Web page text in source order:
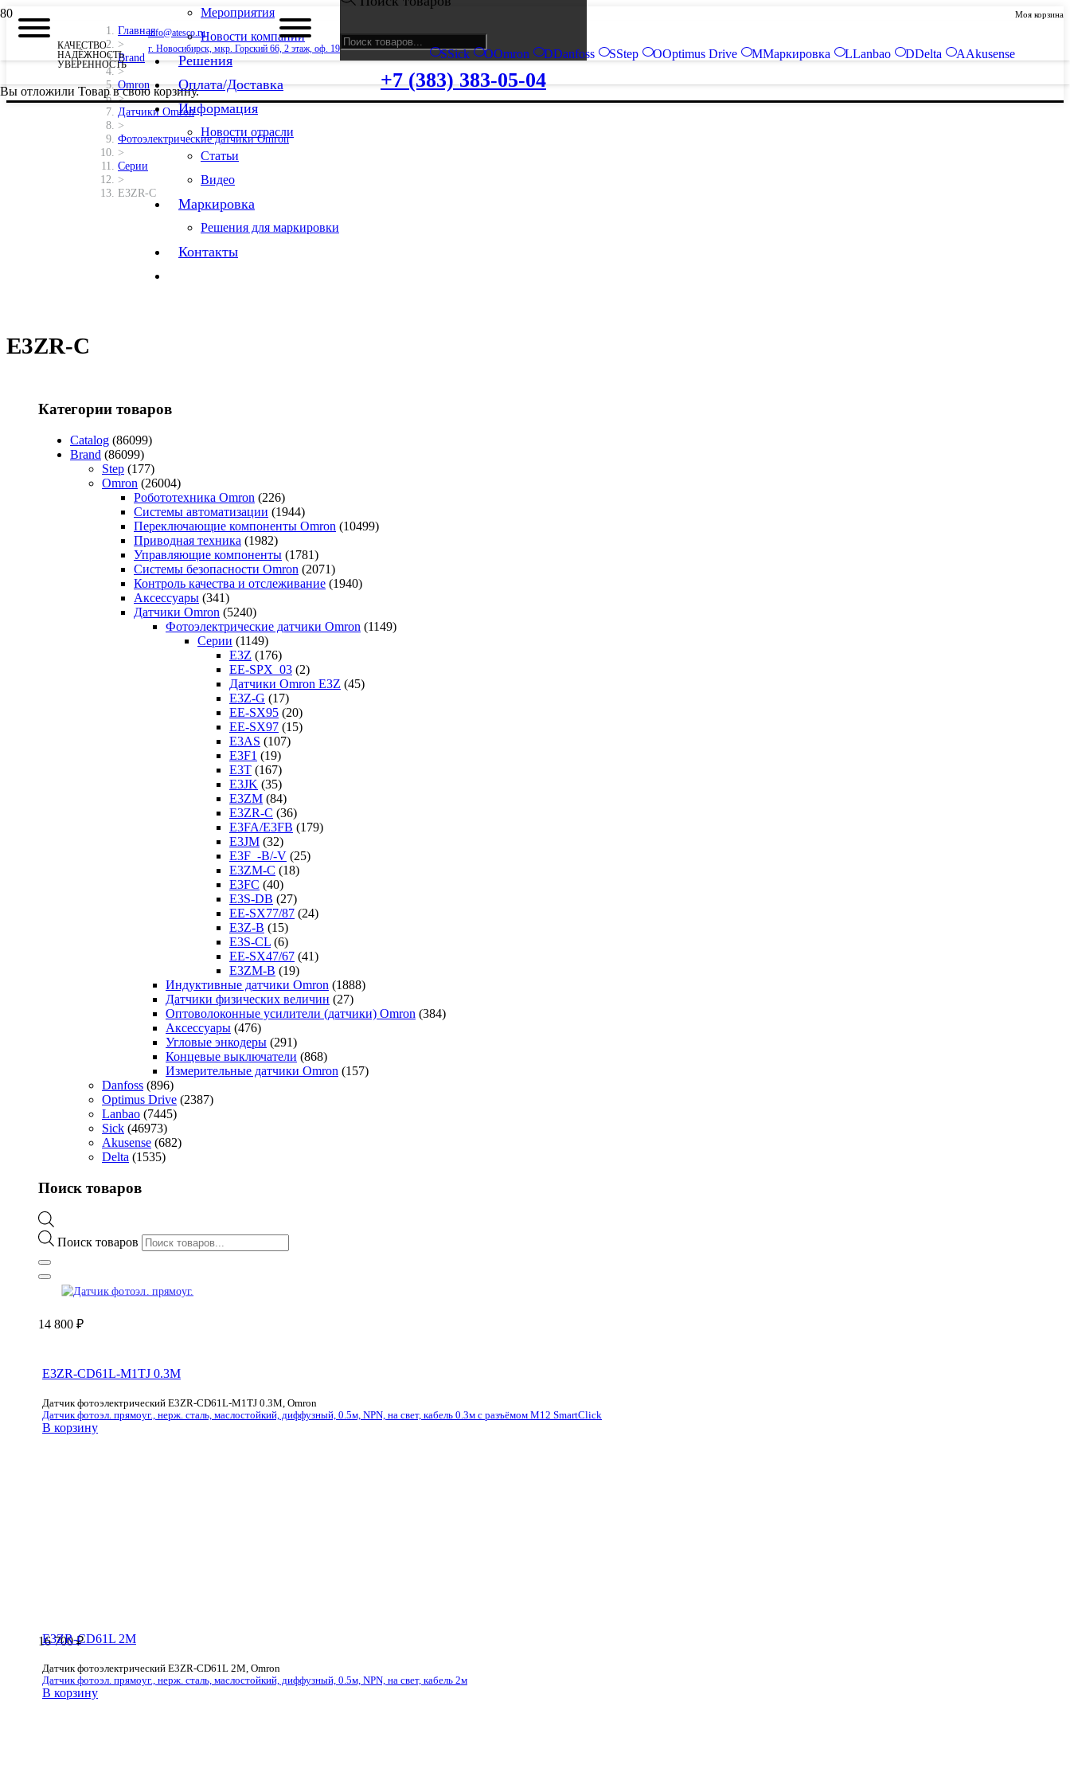
SSick OOmron DDanfoss SStep OOptimus Drive ММаркировка LLanbao DDelta AAkusense
Моя корзина
КАЧЕСТВО
НАДЁЖНОСТЬ
УВЕРЕННОСТЬ
info@atesco.ru
г. Новосибирск, мкр. Горский 66, 2 этаж, оф. 19
+7 (383) 383-05-04
Мероприятия
Новости компании
Решения
Оплата/Доставка
Информация
Новости отрасли
Статьи
Видео
Маркировка
Решения для маркировки
Контакты
Вы отложили Товарв свою корзину.
Главная
>
Brand
>
Omron
>
Датчики Omron
>
Фотоэлектрические датчики Omron
>
Серии
>
E3ZR-C
E3ZR-C
Категории товаров
Catalog (86099)
Brand (86099)
Step (177)
Omron (26004)
Робототехника Omron (226)
Системы автоматизации (1944)
Переключающие компоненты Omron (10499)
Приводная техника (1982)
Управляющие компоненты (1781)
Системы безопасности Omron (2071)
Контроль качества и отслеживание (1940)
Аксессуары (341)
Датчики Omron (5240)
Фотоэлектрические датчики Omron (1149)
Серии (1149)
E3Z (176)
EE-SPX_03 (2)
Датчики Omron E3Z (45)
E3Z-G (17)
EE-SX95 (20)
EE-SX97 (15)
E3AS (107)
E3F1 (19)
E3T (167)
E3JK (35)
E3ZM (84)
E3ZR-C (36)
E3FA/E3FB (179)
E3JM (32)
E3F_-B/-V (25)
E3ZM-C (18)
E3FC (40)
E3S-DB (27)
EE-SX77/87 (24)
E3Z-B (15)
E3S-CL (6)
EE-SX47/67 (41)
E3ZM-B (19)
Индуктивные датчики Omron (1888)
Датчики физических величин (27)
Оптоволоконные усилители (датчики) Omron (384)
Аксессуары (476)
Угловые энкодеры (291)
Концевые выключатели (868)
Измерительные датчики Omron (157)
Danfoss (896)
Optimus Drive (2387)
Lanbao (7445)
Sick (46973)
Akusense (682)
Delta (1535)
Поиск товаров
Поиск товаров
14 800 ₽
E3ZR-CD61L-M1TJ 0.3M
Датчик фотоэлектрический E3ZR-CD61L-M1TJ 0.3M, Omron
Датчик фотоэл. прямоуг., нерж. сталь, маслостойкий, диффузный, 0.5м, NPN, на свет, кабель 0.3м с разъёмом M12 SmartClick
В корзину
16 700₽
E3ZR-CD61L 2M
Датчик фотоэлектрический E3ZR-CD61L 2M, Omron
Датчик фотоэл. прямоуг., нерж. сталь, маслостойкий, диффузный, 0.5м, NPN, на свет, кабель 2м
В корзину